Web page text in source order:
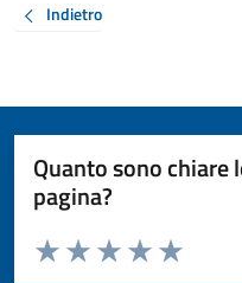
Indietro
Quanto sono
pagina?
Valuta da 1 a 5 stelle la pagina